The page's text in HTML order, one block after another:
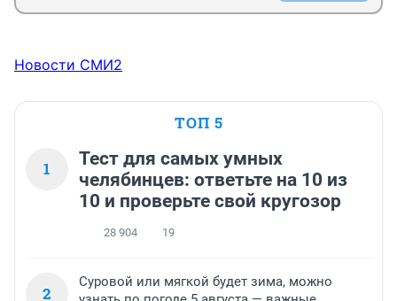
Новости СМИ2
ТОП 5
1
Тест для самых умных
челябинцев: ответьте на 10 из
10 и проверьте свой кругозор
28 904 19
2
Суровой или мягкой будет зима, можно